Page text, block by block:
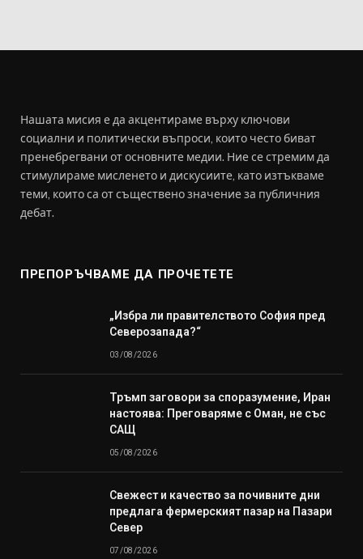
Нашата мисия е да акцентираме върху ключови
социални и политически въпроси, които често биват
пренебрегвани от основните медии. Ние се стремим да
стимулираме мисленето и дискусиите, като изтъкваме
теми, които са от съществено значение за публичния
дебат.
ПРЕПОРЪЧВАМЕ ДА ПРОЧЕТЕТЕ
„Избра ли правителството София пред
Северозапада?“
03/08/2026
Тръмп заговори за споразумение, Иран
настоява: Преговаряме с Оман, не със
САЩ
05/08/2026
Свежест и качество за почивните дни
предлага фермерският пазар на Пазари
Север
07/08/2026